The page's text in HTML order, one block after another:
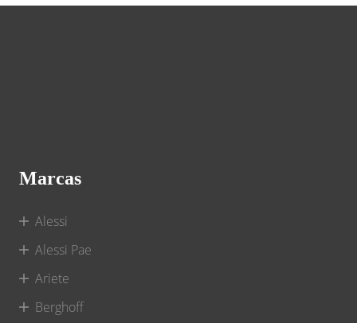
Marcas
Alessi
Alessi Pae
Ariete
Berghoff